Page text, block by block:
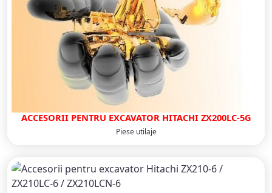
ACCESORII PENTRU EXCAVATOR HITACHI ZX200LC-5G
Piese utilaje